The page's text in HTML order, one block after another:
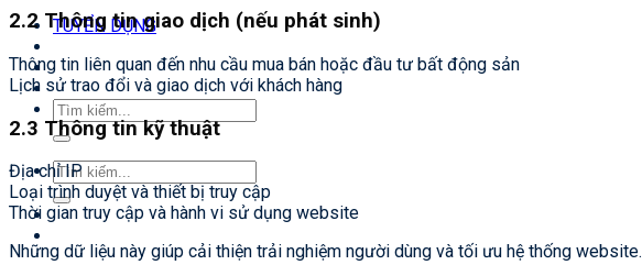
TUYỂN DỤNG
Tìm
kiếm:
Tìm
kiếm:
2.2 Thông tin giao dịch (nếu phát sinh)
Thông tin liên quan đến nhu cầu mua bán hoặc đầu tư bất động sản
Lịch sử trao đổi và giao dịch với khách hàng
2.3 Thông tin kỹ thuật
Địa chỉ IP
Loại trình duyệt và thiết bị truy cập
Thời gian truy cập và hành vi sử dụng website
Những dữ liệu này giúp cải thiện trải nghiệm người dùng và tối ưu hệ thống website.